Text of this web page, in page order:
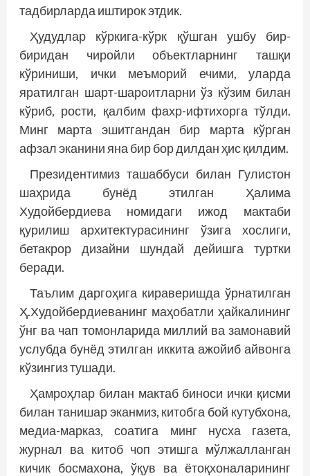
тадбирларда иштирок этдик.
Ҳудудлар кўркига-кўрк қўшган ушбу бир-
биридан чиройли объектларнинг ташқи
кўриниши, ички меъморий ечими, уларда
яратилган шарт-шароитларни ўз кўзим билан
кўриб, рости, қалбим фахр-ифтихорга тўлди.
Минг марта эшитгандан бир марта кўрган
афзал эканини яна бир бор дилдан ҳис қилдим.
Президентимиз ташаббуси билан Гулистон
шаҳрида бунёд этилган Ҳалима
Худойбердиева номидаги ижод мактаби
қурилиш архи­тектyра­сининг ўзига хослиги,
бетакрор дизайни шундай дейишга туртки
беради.
Таълим даргоҳига кираверишда ўрнатилган
Ҳ.Худойбердиеванинг маҳобатли ҳайкалининг
ўнг ва чап томонларида миллий ва замонавий
услубда бунёд этилган иккита ажойиб айвонга
кўзингиз тушади.
Ҳамроҳлар билан мактаб биноси ички қисми
билан танишар эканмиз, китобга бой кутубхона,
медиа-марказ, соатига минг нусха газета,
журнал ва китоб чоп этишга мўлжалланган
кичик босмахона, ўқув ва ётоқхоналарининг